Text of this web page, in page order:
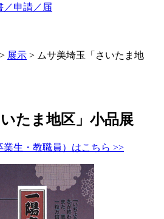
／申請／届
> 展示 > ムサ美埼玉「さいたま地
たま地区」小品展
生・教職員）はこちら >>